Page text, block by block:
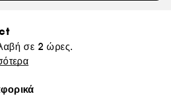
σε 2 ώρες.